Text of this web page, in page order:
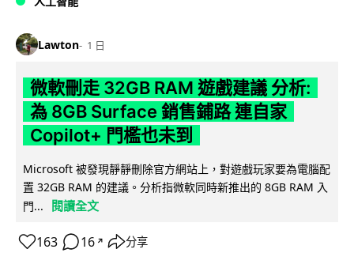
Lawton 1 日
微軟刪走 32GB RAM 遊戲建議 分析:
為 8GB Surface 銷售鋪路 連自家
Copilot+ 門檻也未到
Microsoft 被發現靜靜刪除官方網站上，對遊戲玩家要為電腦配
置 32GB RAM 的建議。分析指微軟同時新推出的 8GB RAM 入
門...
閱讀全文
163 16 ↗ 分享